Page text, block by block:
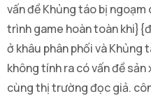
vấn đề Khủng táo bị
trình game hoàn toàn
ở khâu phân phối và Khủng
không tính ra có vấn đề
cùng thị trường đọc giả.